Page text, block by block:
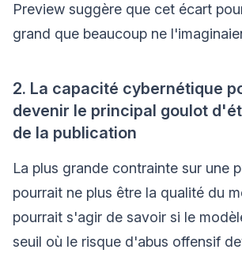
Preview suggère que cet écart
grand que beaucoup ne
2. La capacité cybernétique
devenir le principal goulot
de la publication
La plus grande contrainte sur une
pourrait ne plus être la qualité du
pourrait s'agir de savoir si le
seuil où le risque d'abus offensif